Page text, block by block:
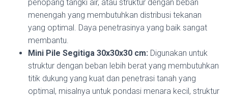
penopang tangki air, atau struktur dengan beban
menengah yang membutuhkan distribusi tekanan
yang optimal. Daya penetrasinya yang baik sangat
membantu.
Mini Pile Segitiga 30x30x30 cm: Digunakan untuk
struktur dengan beban lebih berat yang membutuhkan
titik dukung yang kuat dan penetrasi tanah yang
optimal, misalnya untuk pondasi menara kecil, struktur